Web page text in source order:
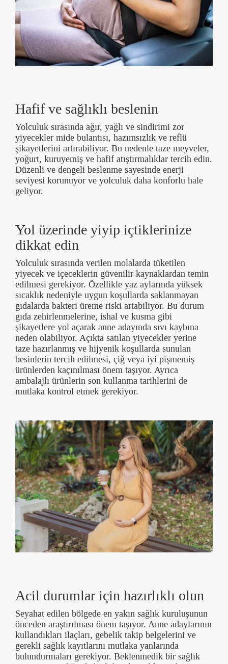
Hafif ve sağlıklı beslenin
Yolculuk sırasında ağır, yağlı ve sindirimi zor
yiyecekler mide bulantısı, hazımsızlık ve reflü
şikayetlerini artırabiliyor. Bu nedenle taze meyveler,
yoğurt, kuruyemiş ve hafif atıştırmalıklar tercih edin.
Düzenli ve dengeli beslenme sayesinde enerji
seviyesi korunuyor ve yolculuk daha konforlu hale
geliyor.
Yol üzerinde yiyip içtiklerinize
dikkat edin
Yolculuk sırasında verilen molalarda tüketilen
yiyecek ve içeceklerin güvenilir kaynaklardan temin
edilmesi gerekiyor. Özellikle yaz aylarında yüksek
sıcaklık nedeniyle uygun koşullarda saklanmayan
gıdalarda bakteri üreme riski artabiliyor. Bu durum
gıda zehirlenmelerine, ishal ve kusma gibi
şikayetlere yol açarak anne adayında sıvı kaybına
neden olabiliyor. Açıkta satılan yiyecekler yerine
taze hazırlanmış ve hijyenik koşullarda sunulan
besinlerin tercih edilmesi, çiğ veya iyi pişmemiş
ürünlerden kaçınılması önem taşıyor. Ayrıca
ambalajlı ürünlerin son kullanma tarihlerini de
mutlaka kontrol etmek gerekiyor.
Acil durumlar için hazırlıklı olun
Seyahat edilen bölgede en yakın sağlık kuruluşunun
önceden araştırılması önem taşıyor. Anne adaylarının
kullandıkları ilaçları, gebelik takip belgelerini ve
gerekli sağlık kayıtlarını mutlaka yanlarında
bulundurmaları gerekiyor. Beklenmedik bir sağlık